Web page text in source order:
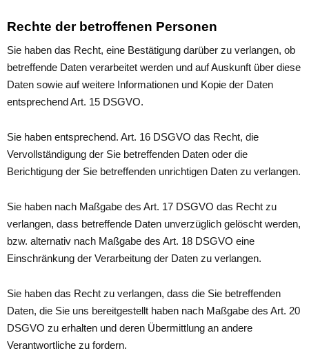
Rechte der betroffenen Personen
Sie haben das Recht, eine Bestätigung darüber zu verlangen, ob
betreffende Daten verarbeitet werden und auf Auskunft über diese
Daten sowie auf weitere Informationen und Kopie der Daten
entsprechend Art. 15 DSGVO.
Sie haben entsprechend. Art. 16 DSGVO das Recht, die
Vervollständigung der Sie betreffenden Daten oder die
Berichtigung der Sie betreffenden unrichtigen Daten zu verlangen.
Sie haben nach Maßgabe des Art. 17 DSGVO das Recht zu
verlangen, dass betreffende Daten unverzüglich gelöscht werden,
bzw. alternativ nach Maßgabe des Art. 18 DSGVO eine
Einschränkung der Verarbeitung der Daten zu verlangen.
Sie haben das Recht zu verlangen, dass die Sie betreffenden
Daten, die Sie uns bereitgestellt haben nach Maßgabe des Art. 20
DSGVO zu erhalten und deren Übermittlung an andere
Verantwortliche zu fordern.